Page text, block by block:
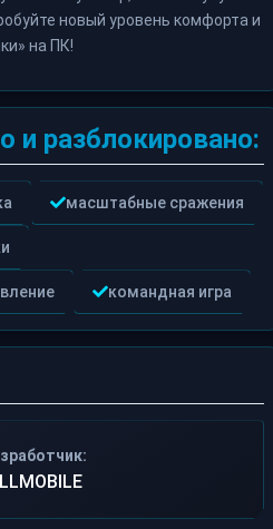
новый уровень комфорта и
на ПК!
и разблокировано:
масштабные сражения
командная игра